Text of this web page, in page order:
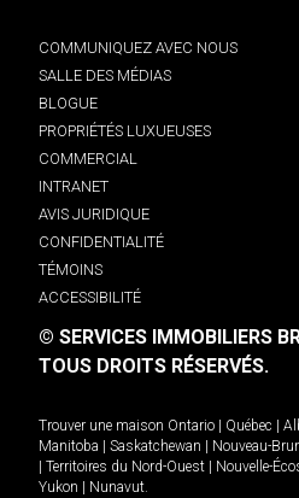
COMMUNIQUEZ AVEC NOUS
SALLE DES MÉDIAS
BLOGUE
PROPRIÉTÉS LUXUEUSES
COMMERCIAL
INTRANET
AVIS JURIDIQUE
CONFIDENTIALITÉ
TÉMOINS
ACCESSIBILITÉ
© SERVICES IMMOBILIERS
TOUS DROITS RÉSERVÉS.
Trouver une maison Ontario Québec
Manitoba
Saskatchewan Nouveau-
Territoires du Nord-Ouest Nouvelle-
Yukon
Nunavut.